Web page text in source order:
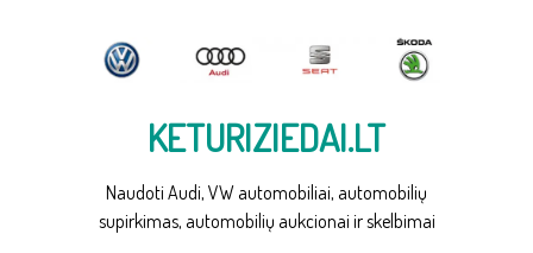
KETURIZIEDAI.LT
Naudoti Audi, VW automobiliai, automobilių
supirkimas, automobilių aukcionai ir skelbimai